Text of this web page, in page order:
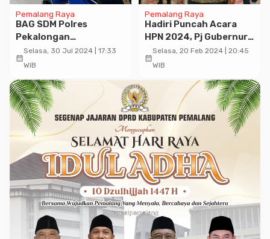
Pemalang Raya
BAG SDM Polres
Pekalongan
Laksanakan
Anev Aplikasi SIPP 2.0
calendar_month
Selasa, 30 Jul 2024 | 17:33
WIB
Pemalang Raya
Hadiri Puncah Acara
HPN 2024, Pj Gubernur
Jateng Mengharapkan
Pers Jateng Tetap
calendar_month
Selasa, 20 Feb 2024 | 20:45
WIB